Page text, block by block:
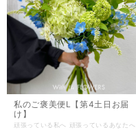
私のご褒美便L【第4土日お届
け】